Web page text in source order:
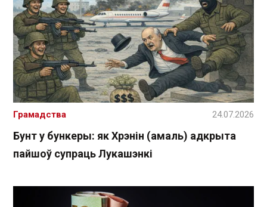
Бунт у бункеры: як Хрэнін (амаль) адкрыта
пайшоў супраць Лукашэнкі
Грамадства 24.07.2026